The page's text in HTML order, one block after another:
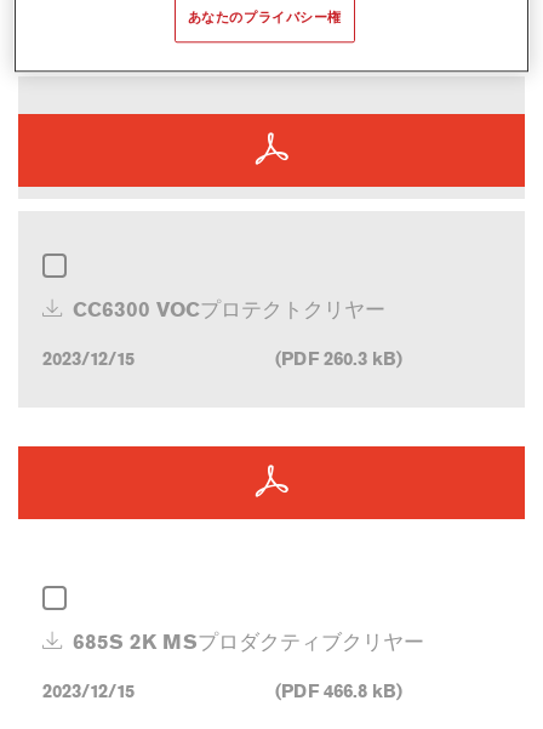
(PDF 564.7 kB)
CC6300 VOCプロテクトクリヤー
2023/12/15 (PDF 260.3 kB)
685S 2K MSプロダクティブクリヤー
2023/12/15 (PDF 466.8 kB)
あなたのプライバシー権